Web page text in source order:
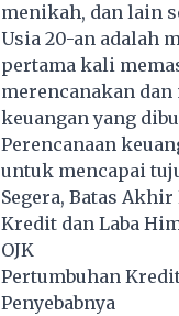
menikah, dan lain
Usia 20-an adalah
pertama kali
merencanakan
keuangan yang
Perencanaan
untuk mencapai
Segera, Batas Akhir
Kredit dan Laba
OJK
Pertumbuhan
Penyebabnya